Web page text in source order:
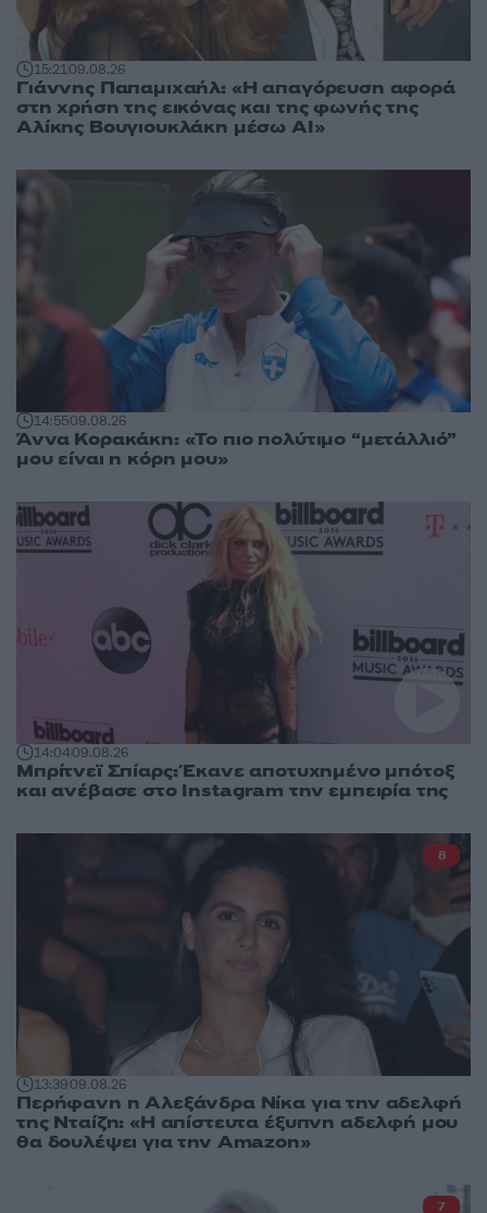
15:2109.08.26
Γιάννης Παπαμιχαήλ: «Η απαγόρευση αφορά
στη χρήση της εικόνας και της φωνής της
Αλίκης Βουγιουκλάκη μέσω AI»
14:5509.08.26
Άννα Κορακάκη: «Το πιο πολύτιμο “μετάλλιό”
μου είναι η κόρη μου»
14:0409.08.26
Μπρίτνεϊ Σπίαρς: Έκανε αποτυχημένο μπότοξ
και ανέβασε στο Instagram την εμπειρία της
13:3909.08.26
Περήφανη η Αλεξάνδρα Νίκα για την αδελφή
της Νταίζη: «Η απίστευτα έξυπνη αδελφή μου
θα δουλέψει για την Amazon»
8
7